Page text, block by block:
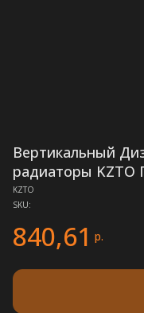
Вертикальный
радиаторы KZTO
KZTO
SKU:
840,61 р.